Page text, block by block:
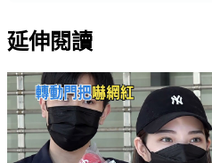
延伸閱讀